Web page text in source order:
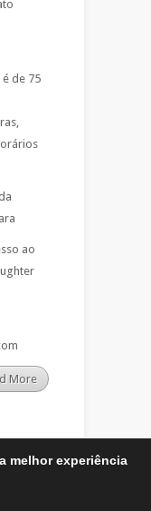
de 75
ao
More
melhor experiência